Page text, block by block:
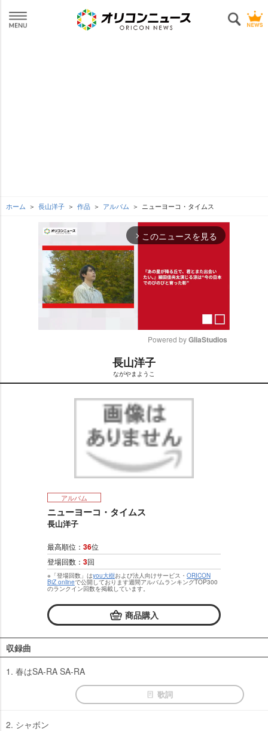
ホーム 長山洋子 作品 アルバム ニューヨーコ・タイムス
arrow_forward_ios このニュースを見る
t
e
Powered by GliaStudios
長山洋子
ながやまようこ
アルバム
ニューヨーコ・タイムス
長山洋子
最高順位： 36位
登場回数： 3回
※「登場回数」はyou大樹および法人向けサービス・ ORICON
BiZ onlineで公開しております週間アルバムランキングTOP300
のランクイン回数を掲載しています。
商品購入
収録曲
1. 春はSA-RA SA-RA
歌詞
2. シャボン